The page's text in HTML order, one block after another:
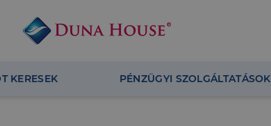
KERESEK PÉNZÜGYI SZOLGÁLTATÁSOK